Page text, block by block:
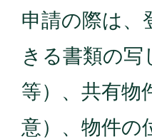
申請の際は、
きる書類の写
等）、共有物
意）、物件の